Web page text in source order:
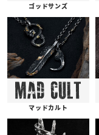
ゴッドサンズ
マッドカルト